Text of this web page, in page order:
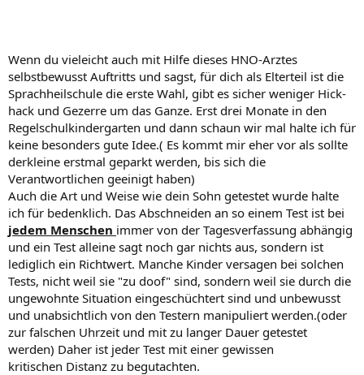
Wenn du vieleicht auch mit Hilfe dieses HNO-Arztes
selbstbewusst Auftritts und sagst, für dich als Elterteil ist die
Sprachheilschule die erste Wahl, gibt es sicher weniger Hick-
hack und Gezerre um das Ganze. Erst drei Monate in den
Regelschulkindergarten und dann schaun wir mal halte ich für
keine besonders gute Idee.( Es kommt mir eher vor als sollte
derkleine erstmal geparkt werden, bis sich die
Verantwortlichen geeinigt haben)
Auch die Art und Weise wie dein Sohn getestet wurde halte
ich für bedenklich. Das Abschneiden an so einem Test ist bei
jedem Menschen immer von der Tagesverfassung abhängig
und ein Test alleine sagt noch gar nichts aus, sondern ist
lediglich ein Richtwert. Manche Kinder versagen bei solchen
Tests, nicht weil sie "zu doof" sind, sondern weil sie durch die
ungewohnte Situation eingeschüchtert sind und unbewusst
und unabsichtlich von den Testern manipuliert werden.(oder
zur falschen Uhrzeit und mit zu langer Dauer getestet
werden) Daher ist jeder Test mit einer gewissen
kritischen Distanz zu begutachten.